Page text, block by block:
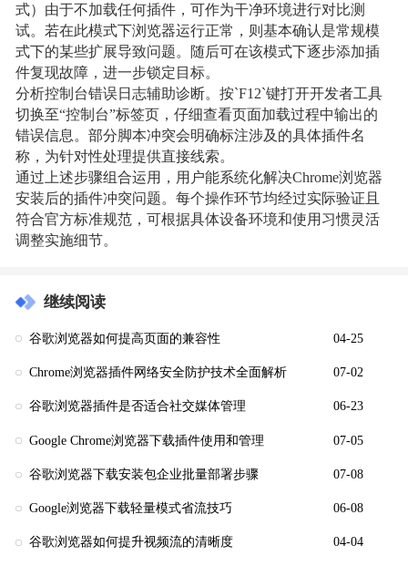
式）由于不加载任何插件，可作为干净环境进行对比测
试。若在此模式下浏览器运行正常，则基本确认是常规模
式下的某些扩展导致问题。随后可在该模式下逐步添加插
件复现故障，进一步锁定目标。
分析控制台错误日志辅助诊断。按`F12`键打开开发者工具
切换至“控制台”标签页，仔细查看页面加载过程中输出的
错误信息。部分脚本冲突会明确标注涉及的具体插件名
称，为针对性处理提供直接线索。
通过上述步骤组合运用，用户能系统化解决Chrome浏览器
安装后的插件冲突问题。每个操作环节均经过实际验证且
符合官方标准规范，可根据具体设备环境和使用习惯灵活
调整实施细节。
继续阅读
谷歌浏览器如何提高页面的兼容性 04-25
Chrome浏览器插件网络安全防护技术全面解析 07-02
谷歌浏览器插件是否适合社交媒体管理 06-23
Google Chrome浏览器下载插件使用和管理 07-05
谷歌浏览器下载安装包企业批量部署步骤 07-08
Google浏览器下载轻量模式省流技巧 06-08
谷歌浏览器如何提升视频流的清晰度 04-04